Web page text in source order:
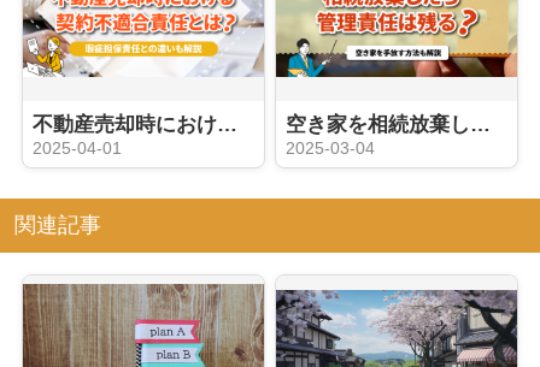
不動産売却時における契約不適合責任とは？瑕疵担保責任との違いも解説
2025-04-01
空き家を相続放棄したら管理責任は残る？空き家を手放す方法も解説
2025-03-04
関連記事